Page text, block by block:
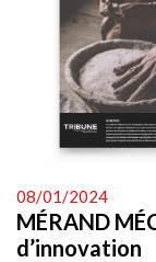
08/01/2024
MÉRAND
d’innovation